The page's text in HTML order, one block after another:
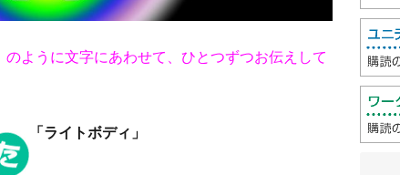
のように文字にあわせて、ひとつずつお伝えして
「ライトボディ 」